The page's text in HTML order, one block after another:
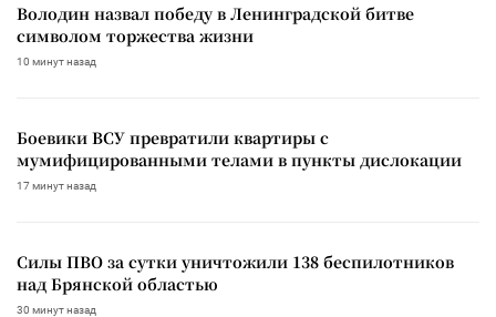
Володин назвал победу в Ленинградской битве
символом торжества жизни
10 минут назад
Боевики ВСУ превратили квартиры с
мумифицированными телами в пункты дислокации
17 минут назад
Силы ПВО за сутки уничтожили 138 беспилотников
над Брянской областью
30 минут назад